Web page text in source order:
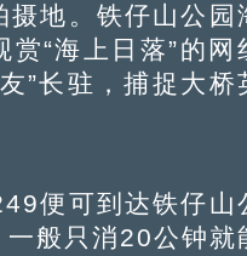
地。铁仔山公园
“海上日落”的网
”长驻，捕捉大桥
便可到达铁仔山
般只消20公钟就